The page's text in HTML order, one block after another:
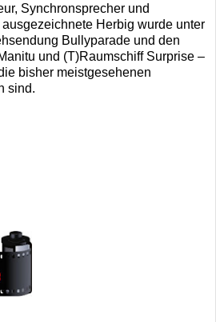
Synchronsprecher und
Herbig wurde unter
Bullyparade und den
und (T)Raumschiff Surprise –
bisher meistgesehenen
sind.